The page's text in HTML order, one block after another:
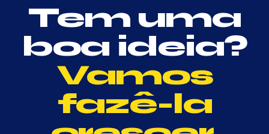
Tem uma
boa ideia?
Vamos
fazê-la